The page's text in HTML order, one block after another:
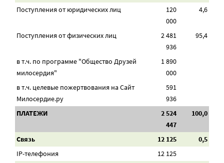
Поступления от юридических лиц
120
000
4,6
Поступления от физических лиц
2 481
936
95,4
в т.ч. по программе "Общество Друзей
милосердия"
1 890
000
в т.ч. целевые пожертвования на Сайт
Милосердие.ру
591
936
ПЛАТЕЖИ
2 524
447
100,0
Связь 12 125
0,5
IP-телефония
12 125